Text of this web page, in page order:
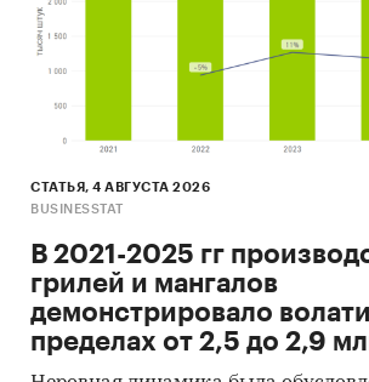
СТАТЬЯ, 4 АВГУСТА 2026
BUSINESSTAT
В 2021-2025 гг
грилей и мангалов
демонстрировало
пределах от 2,5 до 2,9